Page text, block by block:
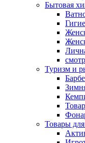
Бытовая
Туризм и
Товары для